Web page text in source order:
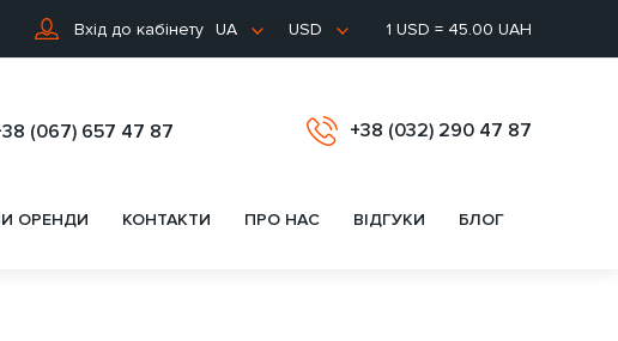
Вхід до кабінету UA USD 1 USD = 45.00 UAH
(067) 657 47 87 +38 (032) 290 47 87
ОРЕНДИ КОНТАКТИ ПРО НАС ВІДГУКИ БЛОГ